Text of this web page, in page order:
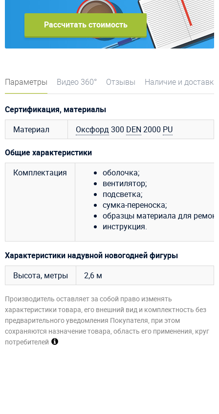
Рассчитать стоимость
Параметры Видео 360° Отзывы Наличие и доставка
Сертификация, материалы
Материал
Оксфорд300 DEN 2000 PU
Общие характеристики
Комплектация
оболочка;
вентилятор;
подсветка;
сумка-переноска;
образцы материала для
инструкция.
Характеристики надувной новогодней фигуры
Высота, метры
2,6 м
Производитель оставляет за собой право изменять
характеристики товара, его внешний вид и комплектность без
предварительного уведомления Покупателя, при этом
сохраняются назначение товара, область его применения, круг
потребителей